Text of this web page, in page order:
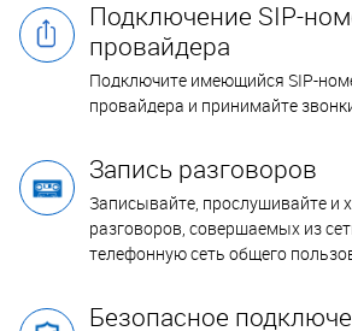
Подключение SIP-
провайдера
Подключите имеющийся SIP-
провайдера и принимайте
Запись разговоров
Записывайте, прослушивайте и
разговоров, совершаемых из
телефонную сеть общего
Безопасное